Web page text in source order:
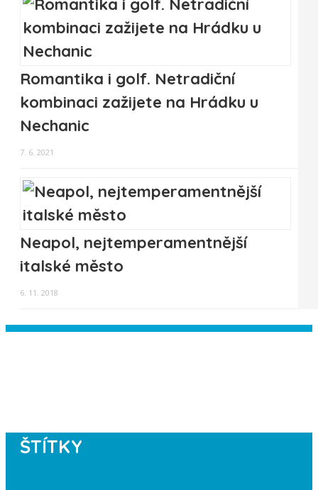
Romantika i golf. Netradiční
kombinaci zažijete na Hrádku u
Nechanic
7. 6. 2021
Neapol, nejtemperamentnější
italské město
6. 11. 2018
ŠTÍTKY